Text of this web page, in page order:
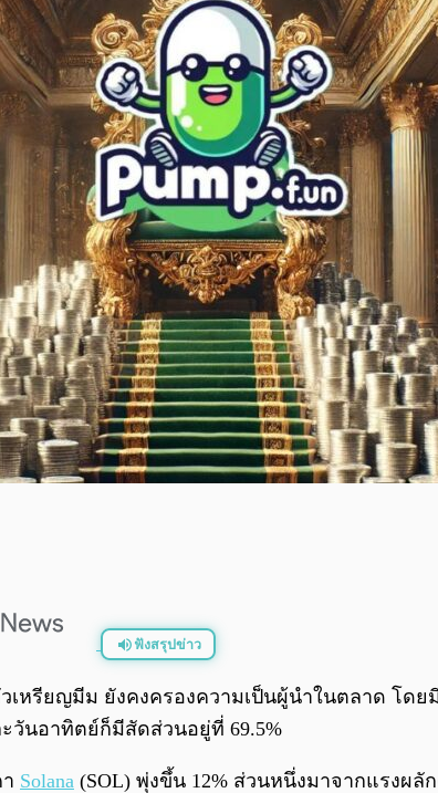
ฟังสรุปข่าว
เหรียญมีม ยังคงครองความเป็นผู้นำในตลาด โดย
วันอาทิตย์ก็มีสัดส่วนอยู่ที่ 69.5%
Solana (SOL) พุ่งขึ้น 12% ส่วนหนึ่งมาจากแรงผลั